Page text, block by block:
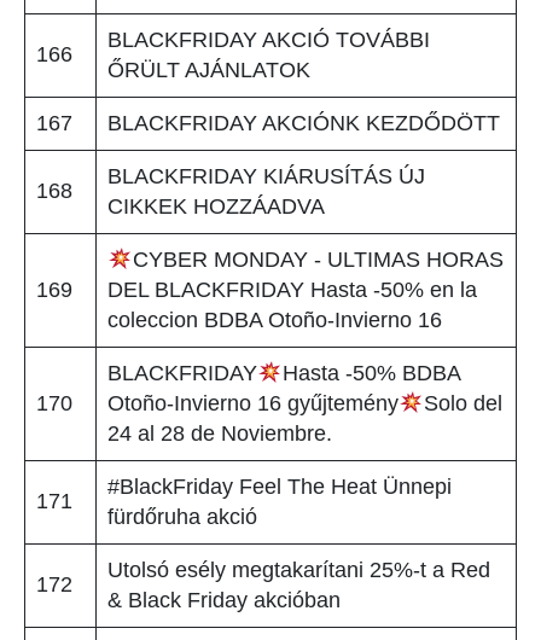
166
BLACKFRIDAY AKCIÓ TOVÁBBI
ŐRÜLT AJÁNLATOK
167 BLACKFRIDAY AKCIÓNK KEZDŐDÖTT
168
BLACKFRIDAY KIÁRUSÍTÁS ÚJ
CIKKEK HOZZÁADVA
169
CYBER MONDAY - ULTIMAS HORAS
DEL BLACKFRIDAY Hasta -50% en la
coleccion BDBA Otoño-Invierno 16
170
BLACKFRIDAY
Hasta -50% BDBA
Otoño-Invierno 16 gyűjtemény
Solo del
24 al 28 de Noviembre.
171
#BlackFriday Feel The Heat Ünnepi
fürdőruha akció
172
Utolsó esély megtakarítani 25%-t a Red
& Black Friday akcióban